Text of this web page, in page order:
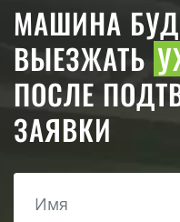
МАШИНА
ВЫЕЗЖАТЬ
ПОСЛЕ
ЗАЯВКИ